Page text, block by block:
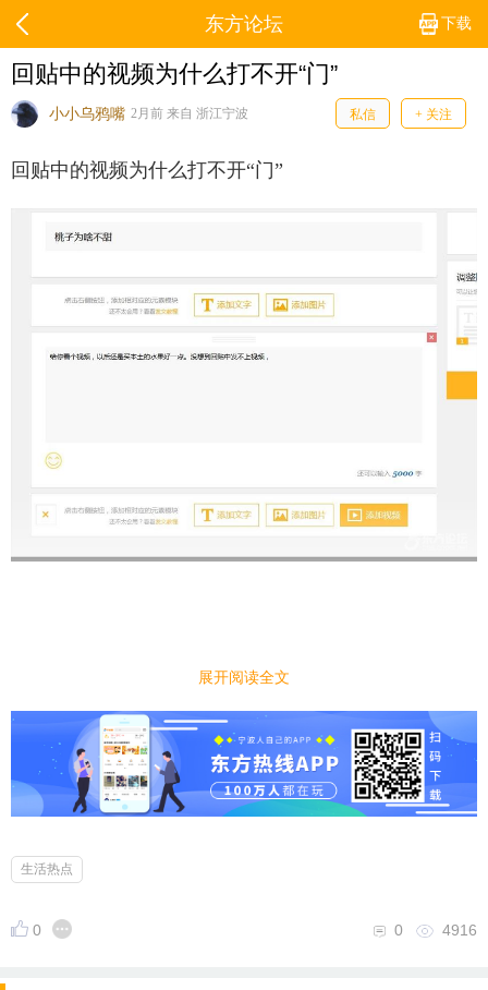
下载
东方论坛
回贴中的视频为什么打不开“门”
小小乌鸦嘴 2月前 来自 浙江宁波 私信 + 关注
回贴中的视频为什么打不开“门”
展开阅读全文
生活热点
0 4916
0